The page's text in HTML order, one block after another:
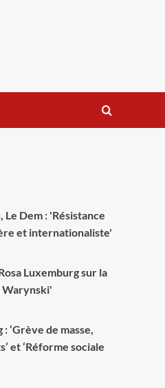
Le Dem : 'Résistance
et internationaliste'
Luxemburg sur la
Warynski'
‘Grève de masse,
et ‘Réforme sociale